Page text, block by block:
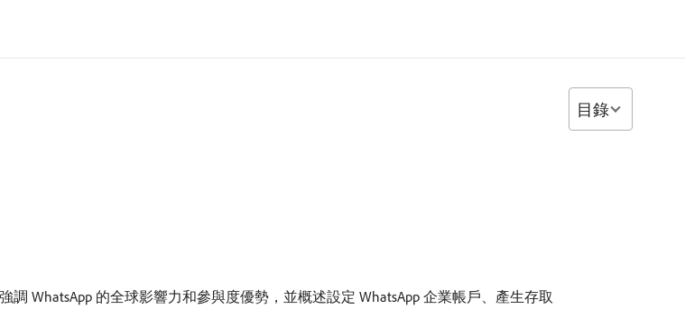
調 WhatsApp 的全球影響力和參與度優勢，並概述設定 WhatsApp 企業帳戶、產生存取
目錄